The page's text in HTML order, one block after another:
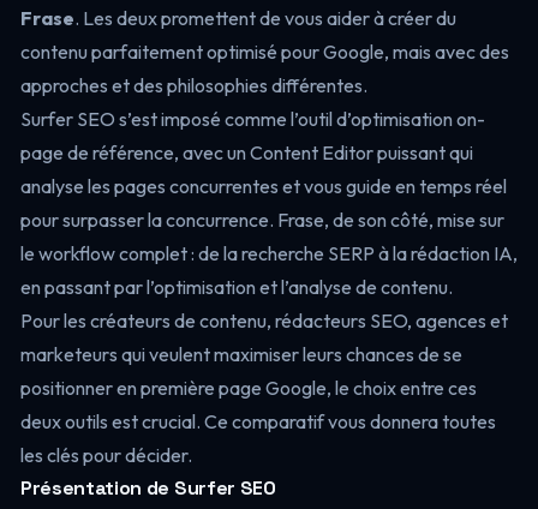
Frase. Les deux promettent de vous aider à créer du
contenu parfaitement optimisé pour Google, mais avec des
approches et des philosophies différentes.
Surfer SEO s’est imposé comme l’outil d’optimisation on-
page de référence, avec un Content Editor puissant qui
analyse les pages concurrentes et vous guide en temps réel
pour surpasser la concurrence. Frase, de son côté, mise sur
le workflow complet : de la recherche SERP à la rédaction IA,
en passant par l’optimisation et l’analyse de contenu.
Pour les créateurs de contenu, rédacteurs SEO, agences et
marketeurs qui veulent maximiser leurs chances de se
positionner en première page Google, le choix entre ces
deux outils est crucial. Ce comparatif vous donnera toutes
les clés pour décider.
Présentation de Surfer SEO